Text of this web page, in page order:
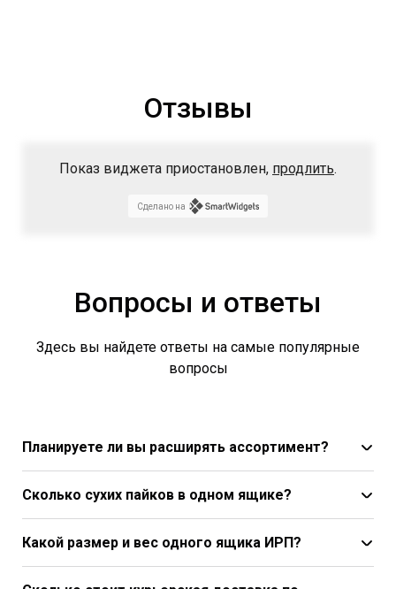
Отзывы
Показ виджета приостановлен, продлить.
Сделано на
Вопросы и ответы
Здесь вы найдете ответы на самые популярные
вопросы
Планируете ли вы расширять ассортимент?
Сколько сухих пайков в одном ящике?
Какой размер и вес одного ящика ИРП?